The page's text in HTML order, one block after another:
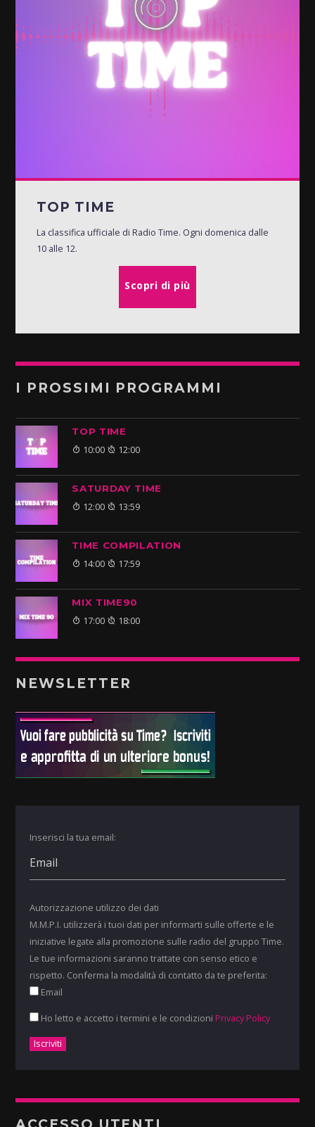
TOP TIME
La classifica ufficiale di Radio Time. Ogni domenica dalle
10 alle 12.
Scopri di più
I PROSSIMI PROGRAMMI
TOP TIME
10:00 12:00
SATURDAY TIME
12:00 13:59
TIME COMPILATION
14:00 17:59
MIX TIME90
17:00 18:00
NEWSLETTER
Inserisci la tua email:
Autorizzazione utilizzo dei dati
M.M.P.I. utilizzerà i tuoi dati per informarti sulle offerte e le
iniziative legate alla promozione sulle radio del gruppo Time.
Le tue informazioni saranno trattate con senso etico e
rispetto. Conferma la modalità di contatto da te preferita:
Email
Ho letto e accetto i termini e le condizioni Privacy Policy